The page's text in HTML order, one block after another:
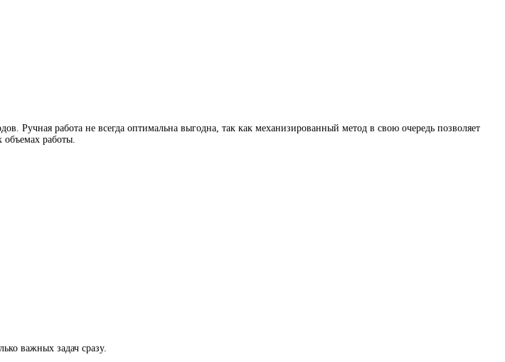
Ручная работа не всегда оптимальна выгодна, так как механизированный метод в свою очередь позволяет
работы.
важных задач сразу.